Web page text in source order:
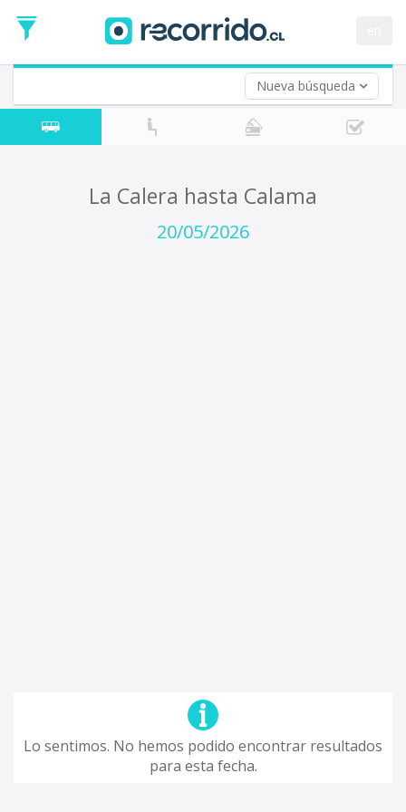
Nueva búsqueda
de
Ida
Vuelta (opcional)
Fecha
de
La Calera hasta Calama
20/05/2026
Lo sentimos. No hemos podido encontrar resultados
para esta fecha.